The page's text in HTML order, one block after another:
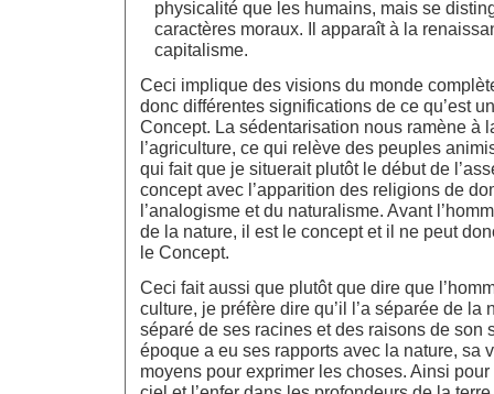
physicalité que les humains, mais se
caractères moraux. Il apparaît à la
capitalisme.
Ceci implique des visions du monde
donc différentes significations de ce qu’est
Concept. La sédentarisation nous ramène à
l’agriculture, ce qui relève des peuples
qui fait que je situerait plutôt le début de
concept avec l’apparition des religions de
l’analogisme et du naturalisme. Avant
de la nature, il est le concept et il ne peut
le Concept.
Ceci fait aussi que plutôt que dire que
culture, je préfère dire qu’il l’a séparée de la
séparé de ses racines et des raisons de son
époque a eu ses rapports avec la nature, sa
moyens pour exprimer les choses. Ainsi